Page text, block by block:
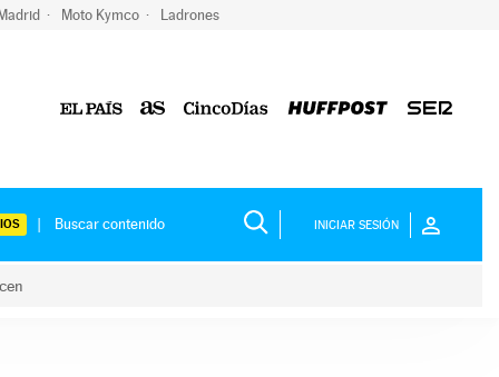
Moto Kymco Ladrones
INICIAR SESIÓN